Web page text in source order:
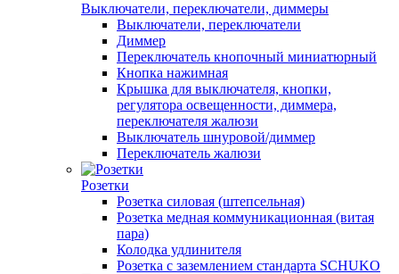
Выключатели, переключатели, диммеры
Выключатели, переключатели
Диммер
Переключатель кнопочный миниатюрный
Кнопка нажимная
Крышка для выключателя, кнопки,
регулятора освещенности, диммера,
переключателя жалюзи
Выключатель шнуровой/диммер
Переключатель жалюзи
Розетки
Розетка силовая (штепсельная)
Розетка медная коммуникационная (витая
пара)
Колодка удлинителя
Розетка с заземлением стандарта SCHUKO